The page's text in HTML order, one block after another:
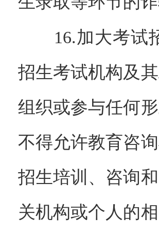
16.加大考试招
招生考试机构及
组织或参与任何
不得允许教育咨
招生培训、咨询
关机构或个人的